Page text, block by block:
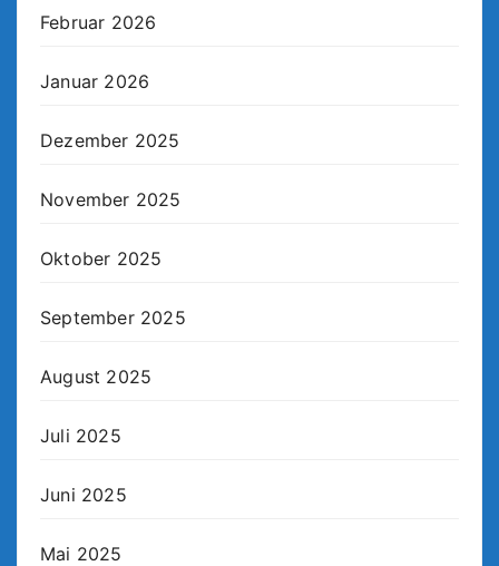
Februar 2026
Januar 2026
Dezember 2025
November 2025
Oktober 2025
September 2025
August 2025
Juli 2025
Juni 2025
Mai 2025